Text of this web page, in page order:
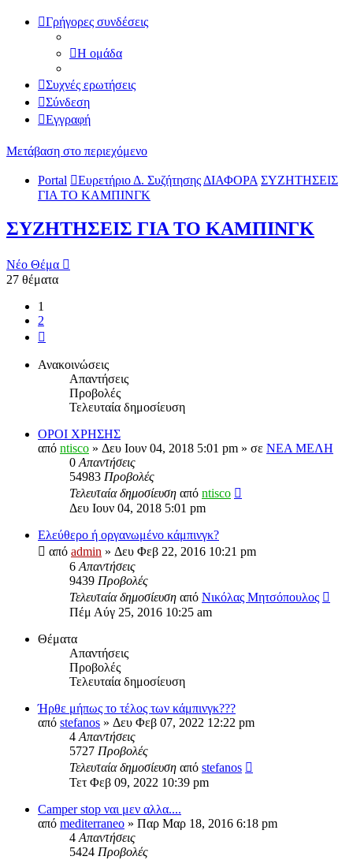
Γρήγορες συνδέσεις
Η ομάδα
Συχνές ερωτήσεις
Σύνδεση
Εγγραφή
Μετάβαση στο περιεχόμενο
Portal Ευρετήριο Δ. ΣυζήτησηςΔΙΑΦΟΡΑ ΣΥΖΗΤΗΣΕΙΣ
ΓΙΑ ΤΟ ΚΑΜΠΙΝΓΚ
ΣΥΖΗΤΗΣΕΙΣ ΓΙΑ ΤΟ ΚΑΜΠΙΝΓΚ
Νέο Θέμα
27 θέματα
1
2
Ανακοινώσεις
Απαντήσεις
Προβολές
Τελευταία δημοσίευση
ΟΡΟΙ ΧΡΗΣΗΣ
από ntisco » Δευ Ιουν 04, 2018 5:01 pm » σε ΝΕΑ ΜΕΛΗ
0 Απαντήσεις
54983 Προβολές
Τελευταία δημοσίευση από ntisco
Δευ Ιουν 04, 2018 5:01 pm
Ελεύθερο ή οργανωμένο κάμπινγκ?
από admin » Δευ Φεβ 22, 2016 10:21 pm
6 Απαντήσεις
9439 Προβολές
Τελευταία δημοσίευση από Νικόλας Μητσόπουλος
Πέμ Αύγ 25, 2016 10:25 am
Θέματα
Απαντήσεις
Προβολές
Τελευταία δημοσίευση
Ήρθε μήπως το τέλος των κάμπινγκ???
από stefanos » Δευ Φεβ 07, 2022 12:22 pm
4 Απαντήσεις
5727 Προβολές
Τελευταία δημοσίευση από stefanos
Τετ Φεβ 09, 2022 10:39 pm
Camper stop ναι μεν αλλα....
από mediterraneo » Παρ Μαρ 18, 2016 6:18 pm
4 Απαντήσεις
5424 Προβολές